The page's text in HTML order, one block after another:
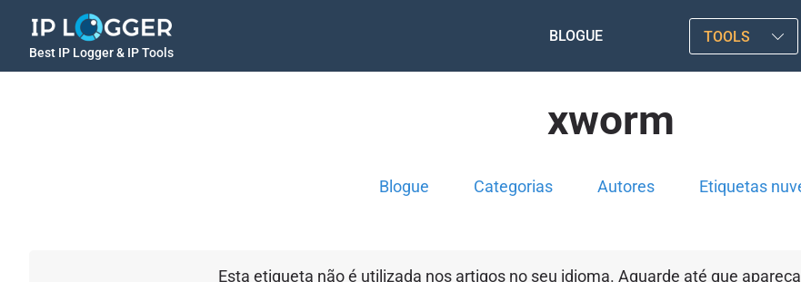
Best IP Logger & IP Tools
BLOGUE TOOLS
xworm
Blogue Categorias Autores Etiquetas